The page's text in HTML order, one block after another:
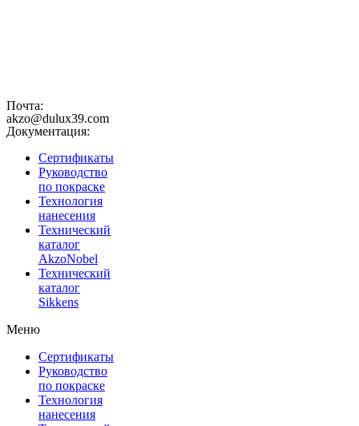
Почта:
akzo@dulux39.com
Документация:
Сертификаты
Руководство
по покраске
Технология
нанесения
Технический
каталог
AkzoNobel
Технический
каталог
Sikkens
Меню
Сертификаты
Руководство
по покраске
Технология
нанесения